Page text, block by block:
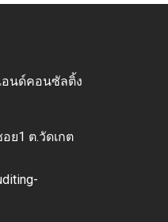
นด์คอนซัลติ้ง
ย1 ต.วัดเกต